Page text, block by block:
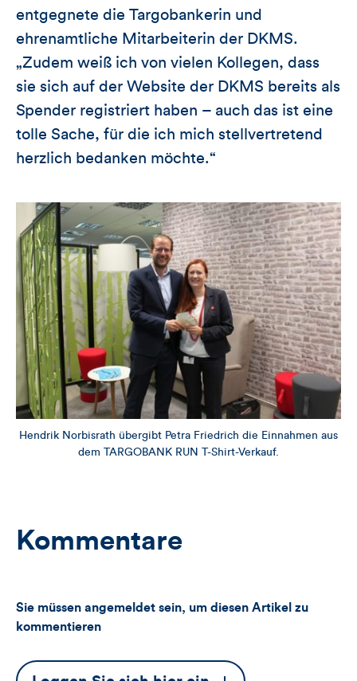
entgegnete die Targobankerin und
ehrenamtliche Mitarbeiterin der DKMS.
„Zudem weiß ich von vielen Kollegen, dass
sie sich auf der Website der DKMS bereits als
Spender registriert haben – auch das ist eine
tolle Sache, für die ich mich stellvertretend
herzlich bedanken möchte.“
Hendrik Norbisrath übergibt Petra Friedrich die Einnahmen aus
dem TARGOBANK RUN T-Shirt-Verkauf.
Kommentare
Sie müssen angemeldet sein, um diesen Artikel zu
kommentieren